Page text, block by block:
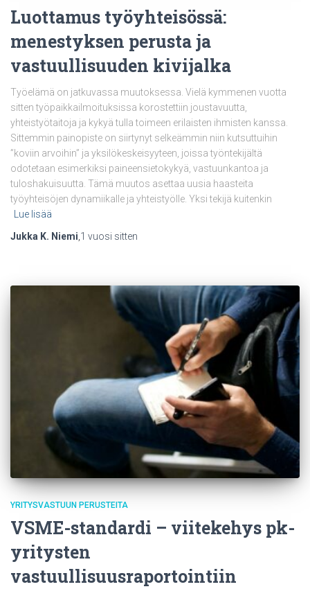
Luottamus työyhteisössä:
menestyksen perusta ja
vastuullisuuden kivijalka
Työelämä on jatkuvassa muutoksessa. Vielä kymmenen vuotta
sitten työpaikkailmoituksissa korostettiin joustavuutta,
yhteistyötaitoja ja kykyä tulla toimeen erilaisten ihmisten kanssa.
Sittemmin painopiste on siirtynyt selkeämmin niin kutsuttuihin
”koviin arvoihin” ja yksilökeskeisyyteen, joissa työntekijältä
odotetaan esimerkiksi paineensietokykyä, vastuunkantoa ja
tuloshakuisuutta. Tämä muutos asettaa uusia haasteita
työyhteisöjen dynamiikalle ja yhteistyölle. Yksi tekijä kuitenkin
Lue lisää
Jukka K. Niemi 1 vuosi sitten
YRITYSVASTUUN PERUSTEITA
VSME-standardi – viitekehys pk-
yritysten
vastuullisuusraportointiin